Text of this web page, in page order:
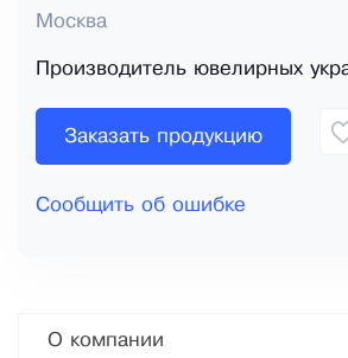
Москва
Производитель ювелирных
Заказать продукцию
Сообщить об ошибке
О компании